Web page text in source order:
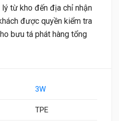
từ kho đến địa chỉ nhận
được quyền kiểm tra
bưu tá phát hàng tổng
3W
TPE